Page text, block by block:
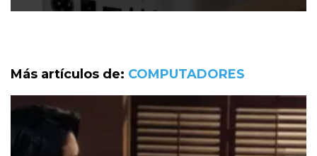
Más artículos de: COMPUTADORES